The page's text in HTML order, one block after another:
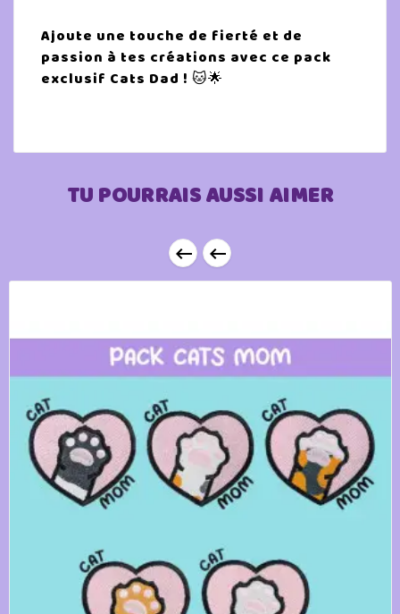
Ajoute une touche de fierté et de
passion à tes créations avec ce pack
exclusif Cats Dad ! 🐱🌟
TU POURRAIS AUSSI AIMER
 